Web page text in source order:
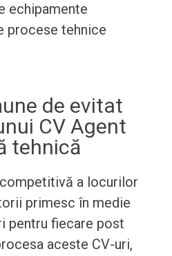
echipamente
procese tehnice
de evitat
CV Agent
tehnică
a locurilor
primesc în medie
pentru fiecare post
aceste CV-uri,